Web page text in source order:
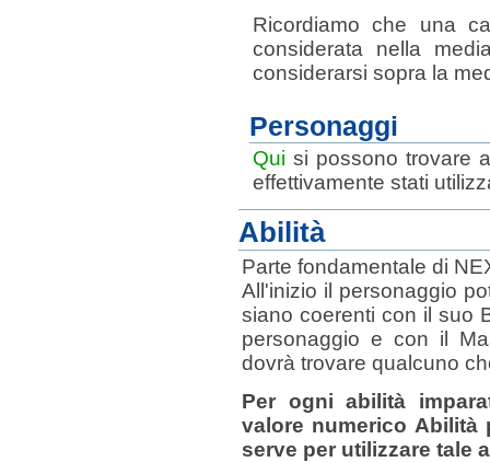
Ricordiamo che una
considerata nella
considerarsi sopra la
Personaggi
Qui si possono trovare
effettivamente stati
Abilità
Parte fondamentale di
All'inizio il personaggio
siano coerenti con il suo
personaggio e con il
dovrà trovare qualcuno
Per ogni abilità
valore numerico Abilità
serve per utilizzare tale